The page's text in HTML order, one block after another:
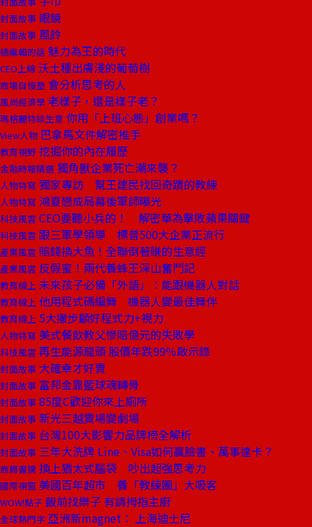
封面故事 眼鏡
封面故事 風鈴
總編輯的話 魅力為王的時代
CEO上線 沃土種出膚淺的葡萄樹
商場自慢塾 會分析思考的人
風尚經濟學 老樣子，還是樣子老？
瑪格麗特談生意 你用「上班心態」創業嗎？
View人物 巴拿馬文件解密推手
教育視野 挖掘你的內在履歷
金融時報精選 獨角獸企業死亡潮來襲？
人物特寫 獨家專訪 幫王建民找回奇蹟的教練
人物特寫 鴻夏戀成局幕後軍師曝光
科技風雲 CEO要聽小兵的！ 解密華為擊敗蘋果關鍵
科技風雲 跟三軍學領導 標普500大企業正流行
產業風雲 賠錢換大魚！全聯倒著賺的生意經
產業風雲 反假蜜！兩代養蜂王深山奮鬥記
教育線上 未來孩子必備「外語」：能跟機器人對話
教育線上 他用程式碼編舞 機器人變最佳舞伴
教育線上 5大撇步顧好程式力+視力
人物特寫 美式餐飲教父慘賠億元的失敗學
科技風雲 再生能源龍頭 股價年跌99％啟示錄
封面故事 大確幸才好賣
封面故事 富邦金靠籃球魂轉骨
封面故事 85度C歡迎你來上廁所
封面故事 新光三越賣場變劇場
封面故事 台灣100大影響力品牌榜全解析
封面故事 三年大洗牌 Line、Visa如何贏臉書、萬事達卡？
商周書摘 換上猶太式腦袋 吵出超強思考力
國際視窗 美國百年超市 養「教練團」大吸客
WOW!點子 飯前找樂子 有請拇指主廚
全球熱門字 亞洲新magnet： 上海迪士尼